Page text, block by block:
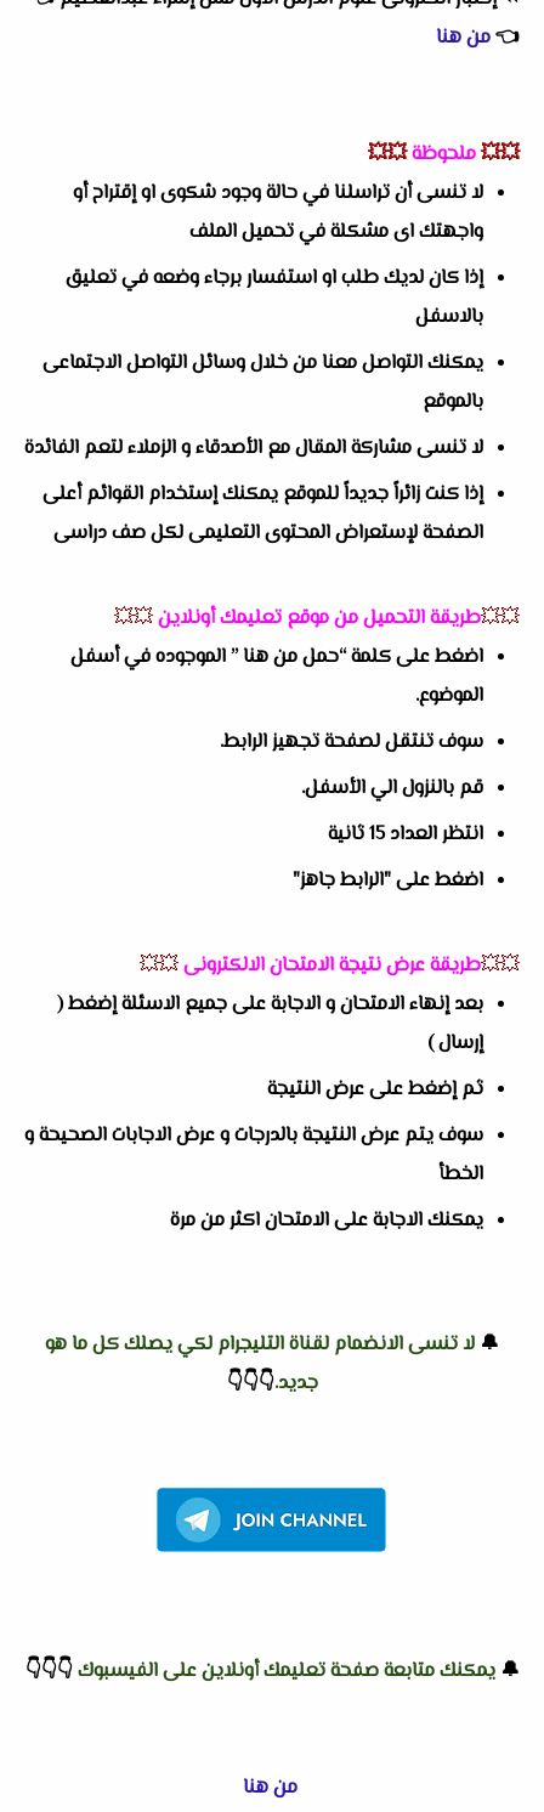
👈من هنا
💥💥ملحوظة💥💥
لا تنسى أن تراسلنا في حالة وجود شكوى او إقتراح أو
واجهتك اى مشكلة في تحميل الملف
إذا كان لديك طلب او استفسار برجاء وضعه في تعليق
بالاسفل
يمكنك التواصل معنا من خلال وسائل التواصل الاجتماعى
بالموقع
لا تنسى مشاركة المقال مع الأصدقاء و الزملاء لتعم الفائدة
إذا كنت زائراً جديداً للموقع يمكنك إستخدام القوائم أعلى
الصفحة لإستعراض المحتوى التعليمى لكل صف دراسى
💥💥طريقة التحميل من موقع تعليمك أونلاين💥💥
اضغط على كلمة “حمل من هنا ” الموجوده في أسفل
الموضوع.
سوف تنتقل لصفحة تجهيز الرابط.
قم بالنزول الي الأسفل.
انتظر العداد 15 ثانية
اضغط على "الرابط جاهز"
💥💥طريقة عرض نتيجة الامتحان الالكترونى💥💥
بعد إنهاء الامتحان و الاجابة على جميع الاسئلة إضغط (
إرسال )
ثم إضغط على عرض النتيجة
سوف يتم عرض النتيجة بالدرجات و عرض الاجابات الصحيحة و
الخطأ
يمكنك الاجابة على الامتحان اكثر من مرة
🔔 لا تنسى الانضمام لقناة التليجرام لكي يصلك كل ما هو
جديد.👇
👇
👇
🔔يمكنك متابعة صفحة تعليمك أونلاين على الفيسبوك👇
👇
👇
من هنا